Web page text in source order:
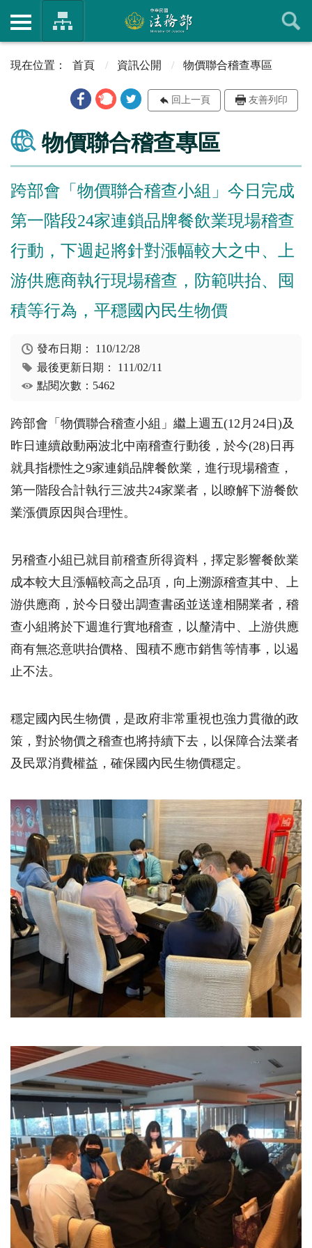
首頁 資訊公開 物價聯合稽查專區
回上一頁 友善列印
物價聯合稽查專區
跨部會「物價聯合稽查小組」今日完成
第一階段24家連鎖品牌餐飲業現場稽查
行動，下週起將針對漲幅較大之中、上
游供應商執行現場稽查，防範哄抬、囤
積等行為，平穩國內民生物價
發布日期： 110/12/28
最後更新日期： 111/02/11
點閱次數：5462
跨部會「物價聯合稽查小組」繼上週五(12 月 24日)及
昨日連續啟動兩波北中南稽查行動後，於今(28)日再
就具指標性之9家連鎖品牌餐飲業，進行現場稽查，
第一階段合計執行三波共24家業者，以瞭解下游餐飲
業漲價原因與合理性。
另稽查小組已就目前稽查所得資料，擇定影響餐飲業
成本較大且漲幅較高之品項，向上溯源稽查其中、上
游供應商，於今日發出調查書函並送達相關業者，稽
查小組將於下週進行實地稽查，以釐清中、上游供應
商有無恣意哄抬價格、囤積不應市銷售等情事，以遏
止不法。
穩定國內民生物價，是政府非常重視也強力貫徹的政
策，對於物價之稽查也將持續下去，以保障合法業者
及民眾消費權益，確保國內民生物價穩定。